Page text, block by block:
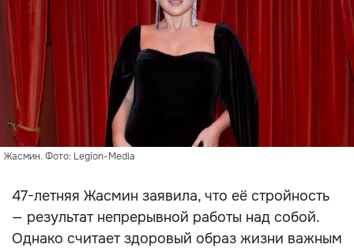
Жасмин. Фото: Legion-Media
47-летняя Жасмин заявила, что её стройность
— результат непрерывной работы над собой.
Однако считает здоровый образ жизни важным